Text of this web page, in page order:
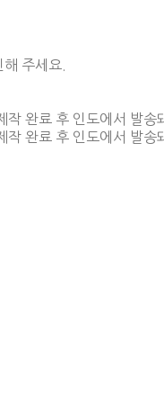
주세요.
완료 후 인도에서 발송
완료 후 인도에서 발송